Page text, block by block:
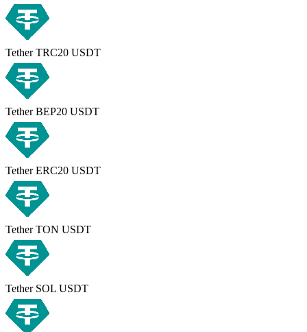
Tether TRC20 USDT
Tether BEP20 USDT
Tether ERC20 USDT
Tether TON USDT
Tether SOL USDT